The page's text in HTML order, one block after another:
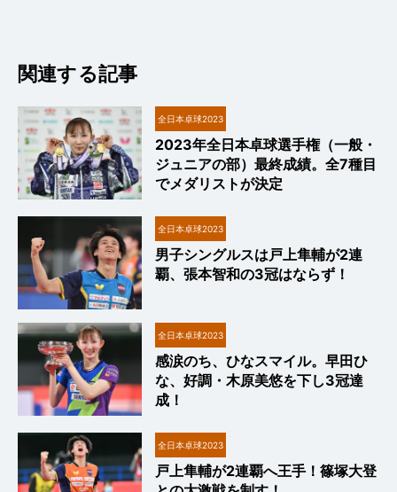
関連する記事
全日本卓球2023
2023年全日本卓球選手権（一般・
ジュニアの部）最終成績。全7種目
でメダリストが決定
全日本卓球2023
男子シングルスは戸上隼輔が2連
覇、張本智和の3冠はならず！
全日本卓球2023
感涙のち、ひなスマイル。早田ひ
な、好調・木原美悠を下し3冠達
成！
全日本卓球2023
戸上隼輔が2連覇へ王手！篠塚大登